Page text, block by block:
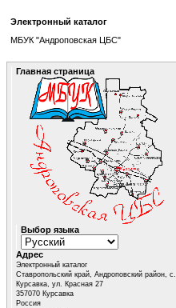
Электронный каталог
МБУК "Андроповская ЦБС"
Главная страница
Выбор языка
Адрес
Электронный каталог
Ставропольский край, Андроповский район, с.
Курсавка, ул. Красная 27
357070 Курсавка
Россия